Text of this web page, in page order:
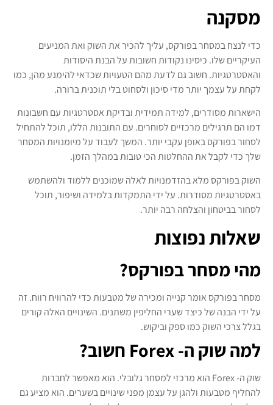
מסקנה
כדי לנצח במסחר בפורקס, עליך להכיר את השוק ואת המניעים
העיקריים שלו. כיסינו נקודות חשובות על הבנת היסודות
והאסטרטגיות. חשוב גם לדעת מהם הטעויות שכדאי להימנע מהן, כמו
לקחת על עצמך יותר מדי סיכון ולסחוט בלי תוכנית ברורה.
הישארות מסודרים, למידה תמידית ובדיקת אסטרטגיות עם חשבונות
דמו הם תרגילים מרכזיים לסוחרים. עם התובנות הללו, תוכל להתחיל
לסחור בפורקס באופן עקבי יותר. המשך לעבוד על מיומנויות המסחר
שלך כדי לקבל את ההחלטות הכי טובות במהלך הזמן.
השוק בפורקס מלא בהזדמנויות לאלה שמוכנים ללמוד ולהשתמש
באסטרטגיות מסודרות. על ידי התמקדות בלמידה ושיפור, תוכל
לסחור בביטחון והצלחה רבה יותר.
שאלות נפוצות
מהי מסחר בפורקס?
מסחר בפורקס אומר קנייה ומכירה של מטבעות כדי להרוויח רווח. זה
על ידי הבנה של כיצד שערי החליפין משתנים. השינויים האלה קורים
בגלל צרכי השוק כמו ספק וביקוש.
למה שוק ה- Forex חשוב?
שוק ה- Forex הוא מרכזי למסחר גלובלי. הוא מאפשר לחברות
להחליף מטבעות ולהגן על עצמן מפני שינויים בשערים. הוא מציע גם